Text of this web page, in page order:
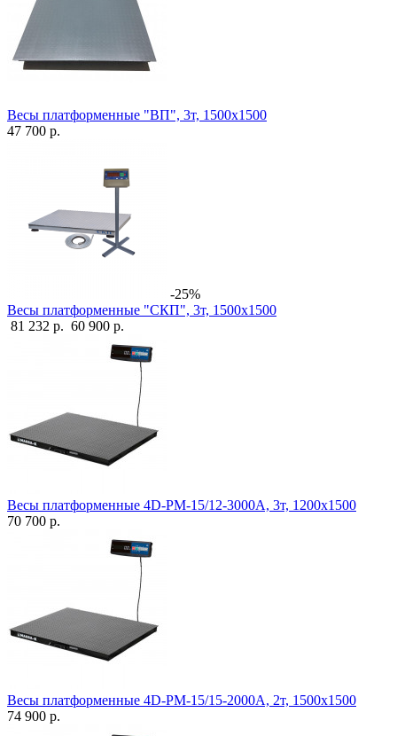
Весы платформенные "ВП", 3т, 1500х1500
47 700 р.
-25%
Весы платформенные "СКП", 3т, 1500х1500
81 232 р. 60 900 р.
Весы платформенные 4D-PM-15/12-3000A, 3т, 1200х1500
70 700 р.
Весы платформенные 4D-PM-15/15-2000A, 2т, 1500х1500
74 900 р.